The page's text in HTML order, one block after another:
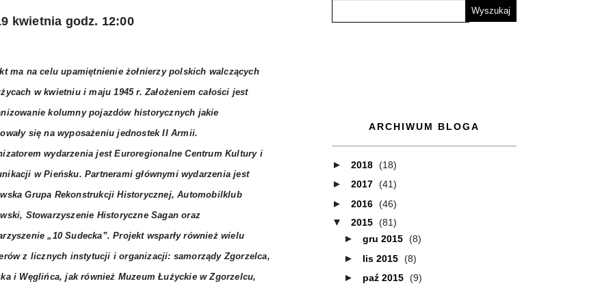
kwietnia godz. 12:00
ma na celu upamiętnienie żołnierzy polskich walczących
w kwietniu i maju 1945 r. Założeniem całości jest
kolumny pojazdów historycznych jakie
się na wyposażeniu jednostek II Armii.
wydarzenia jest Euroregionalne Centrum Kultury i
w Pieńsku. Partnerami głównymi wydarzenia jest
Grupa Rekonstrukcji Historycznej, Automobilklub
Stowarzyszenie Historyczne Sagan oraz
„10 Sudecka”. Projekt wsparły również wielu
z licznych instytucji i organizacji: samorządy Zgorzelca,
i Węglińca, jak również Muzeum Łużyckie w Zgorzelcu,
ARCHIWUM BLOGA
► 2018 (18)
► 2017 (41)
► 2016 (46)
▼ 2015 (81)
► gru 2015 (8)
► lis 2015 (8)
► paź 2015 (9)